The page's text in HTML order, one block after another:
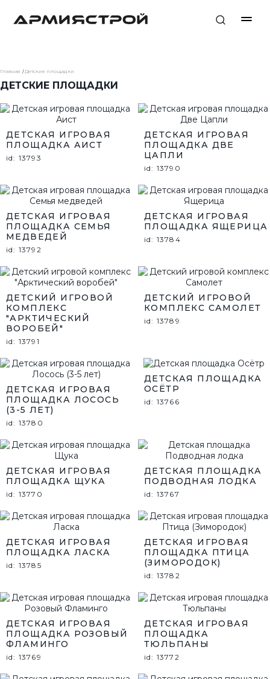
Главная Детские площадки
ДЕТСКИЕ ПЛОЩАДКИ
ДЕТСКАЯ ИГРОВАЯ
ПЛОЩАДКА АИСТ
id: 13793
ДЕТСКАЯ ИГРОВАЯ
ПЛОЩАДКА ДВЕ
ЦАПЛИ
id: 13790
ДЕТСКАЯ ИГРОВАЯ
ПЛОЩАДКА СЕМЬЯ
МЕДВЕДЕЙ
id: 13792
ДЕТСКАЯ ИГРОВАЯ
ПЛОЩАДКА ЯЩЕРИЦА
id: 13784
ДЕТСКИЙ ИГРОВОЙ
КОМПЛЕКС
"АРКТИЧЕСКИЙ
ВОРОБЕЙ"
id: 13791
ДЕТСКИЙ ИГРОВОЙ
КОМПЛЕКС САМОЛЕТ
id: 13789
ДЕТСКАЯ ИГРОВАЯ
ПЛОЩАДКА ЛОСОСЬ
(3-5 ЛЕТ)
id: 13780
ДЕТСКАЯ ПЛОЩАДКА
ОСЁТР
id: 13766
ДЕТСКАЯ ИГРОВАЯ
ПЛОЩАДКА ЩУКА
id: 13770
ДЕТСКАЯ ПЛОЩАДКА
ПОДВОДНАЯ ЛОДКА
id: 13767
ДЕТСКАЯ ИГРОВАЯ
ПЛОЩАДКА ЛАСКА
id: 13785
ДЕТСКАЯ ИГРОВАЯ
ПЛОЩАДКА ПТИЦА
(ЗИМОРОДОК)
id: 13782
ДЕТСКАЯ ИГРОВАЯ
ПЛОЩАДКА РОЗОВЫЙ
ФЛАМИНГО
id: 13769
ДЕТСКАЯ ИГРОВАЯ
ПЛОЩАДКА
ТЮЛЬПАНЫ
id: 13772